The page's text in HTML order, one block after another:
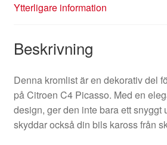
Ytterligare information
Beskrivning
Denna kromlist är en dekorativ del
på Citroen C4 Picasso. Med en
design, ger den inte bara ett snyggt
skyddar också din bils kaross från